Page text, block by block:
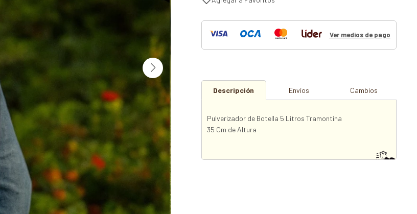
Ver medios de pago
Descripción Envíos Cambios
Pulverizador de Botella 5 Litros Tramontina
35 Cm de Altura